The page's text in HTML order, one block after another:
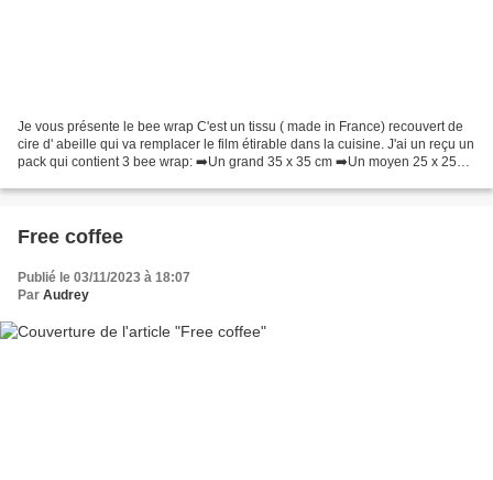
Je vous présente le bee wrap C'est un tissu ( made in France) recouvert de
cire d' abeille qui va remplacer le film étirable dans la cuisine. J'ai un reçu un
pack qui contient 3 bee wrap: ➡️Un grand 35 x 35 cm ➡️Un moyen 25 x 25
Free coffee
Publié le 03/11/2023 à 18:07
Par Audrey